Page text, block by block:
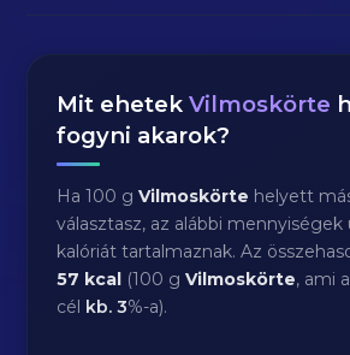
Mit ehetekVilmoskörte
fogyni akarok?
Ha 100 gVilmoskörte helyett
választasz, az alábbi mennyiségek
kalóriát tartalmaznak. Az
57 kcal (100 gVilmoskörte, ami
cél kb.3%-a).